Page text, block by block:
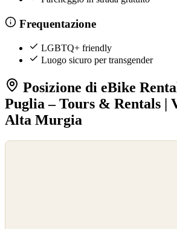
Frequentazione
LGBTQ+ friendly
Luogo sicuro per transgender
Posizione di eBike
Puglia – Tours & Rentals |
Alta Murgia